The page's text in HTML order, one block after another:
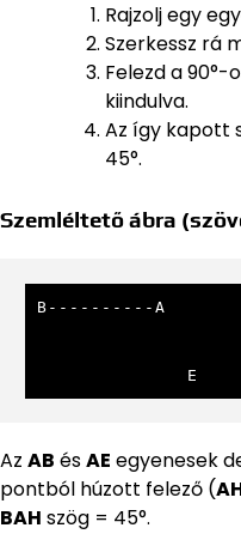
Rajzolj egy
Szerkessz rá
Felezd a 90°-
kiindulva.
Az így kapott
45°.
Szemléltető ábra
B----------A
              E
Az AB ésAE egyenesek
pontból húzott felező (
BAH szög = 45°.